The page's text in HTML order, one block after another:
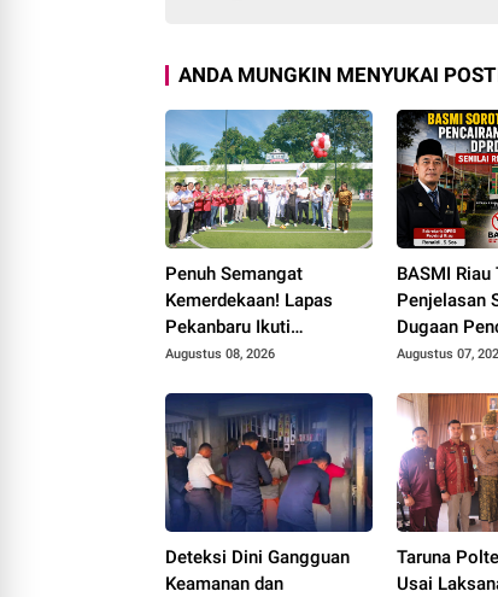
ANDA MUNGKIN MENYUKAI
Penuh Semangat
Kemerdekaan! Lapas
Pekanbaru Ikuti
Pembukaan Pekan
HUT RI ke-81
Augustus 08, 2026
BASMI Riau
Penjelasan
Dugaan
Anggaran
Augustus 07,
Deteksi Dini Gangguan
Keamanan dan
Taruna
Usai